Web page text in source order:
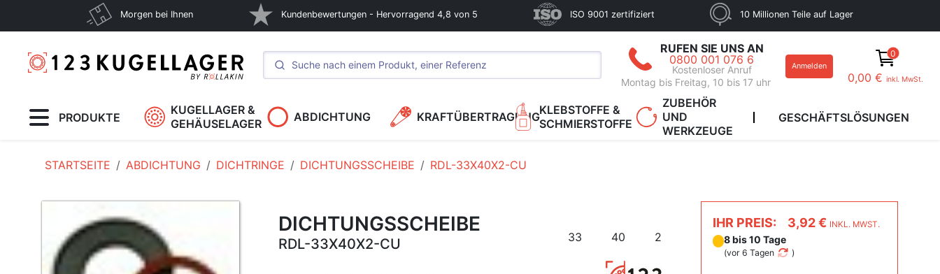
Morgen bei Ihnen Kundenbewertungen - Hervorragend 4,8 von 5 ISO 9001 zertifiziert 10 Millionen Teile auf Lager
RUFEN SIE UNS AN
0800 001 076 6
Kostenloser Anruf
Montag bis Freitag, 10 bis 17 uhr
Anmelden
0
0,00 € inkl. MwSt.
PRODUKTE
KUGELLAGER &
GEHÄUSELAGER
ABDICHTUNG KRAFTÜBERTRAGUNGKLEBSTOFFE &
SCHMIERSTOFFE
ZUBEHÖR
UND
WERKZEUGE
GESCHÄFTSLÖSUNGEN
STARTSEITE ABDICHTUNG DICHTRINGE DICHTUNGSSCHEIBE RDL-33X40X2-CU
DICHTUNGSSCHEIBE
RDL-33X40X2-CU 33 40 2
IHR PREIS: 3,92 € INKL. MWST.
8 bis 10 Tage
(vor 6 Tagen )